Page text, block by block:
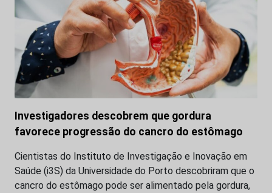
Investigadores descobrem que gordura
favorece progressão do cancro do estômago
Cientistas do Instituto de Investigação e Inovação em
Saúde (i3S) da Universidade do Porto descobriram que o
cancro do estômago pode ser alimentado pela gordura,